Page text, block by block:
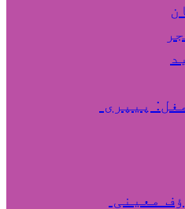
پیپری
معینی